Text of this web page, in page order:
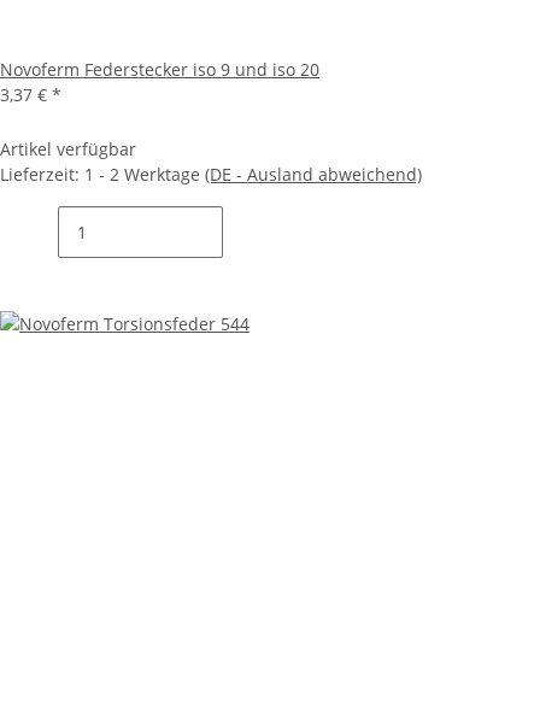
Novoferm Federstecker iso 9 und iso 20
3,37 € *
Artikel verfügbar
Lieferzeit: 1 - 2 Werktage (DE - Ausland abweichend)